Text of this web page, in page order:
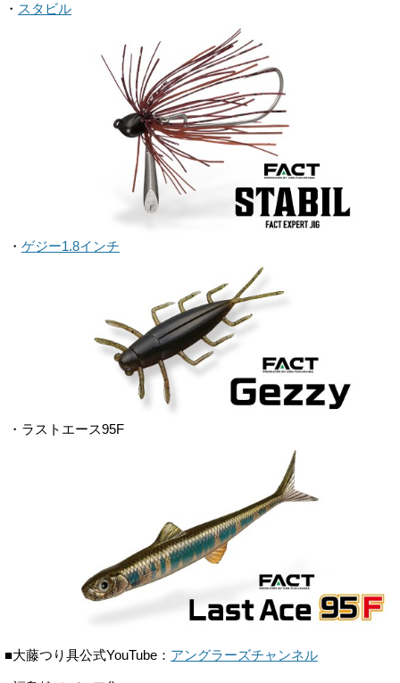
・ スタビル
・ ゲジー1.8インチ
・ラストエース95F
■大藤つり具公式YouTube： アングラーズチャンネル